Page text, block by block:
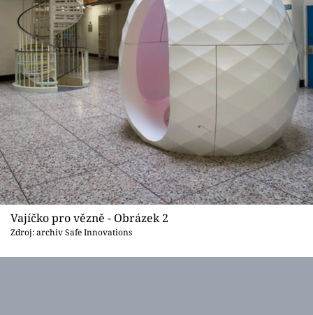
Vajíčko pro vězně - Obrázek 2
Zdroj: archiv Safe Innovations